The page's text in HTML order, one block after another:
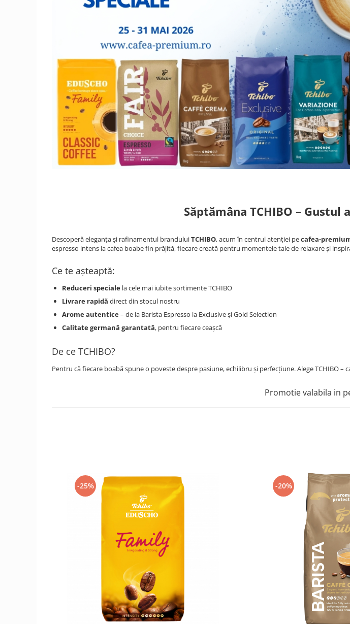
Săptămâna TCHIBO –
Descoperă eleganța și rafinamentul branduluiTCHIBO, acum în centrul atenției pecafea-
espresso intens la cafea boabe fin prăjită, fiecare creată pentru momentele tale de relaxare și
Ce te așteaptă:
Reduceri speciale la cele mai iubite sortimente TCHIBO
Livrare rapidă direct din stocul nostru
Arome autentice– de la Barista Espresso la Exclusive și Gold Selection
Calitate germană garantată, pentru fiecare ceașcă
De ce TCHIBO?
Pentru că fiecare boabă spune o poveste despre pasiune, echilibru și perfecțiune. Alege TCHIBO
Promotie valabila in
-25% -20%